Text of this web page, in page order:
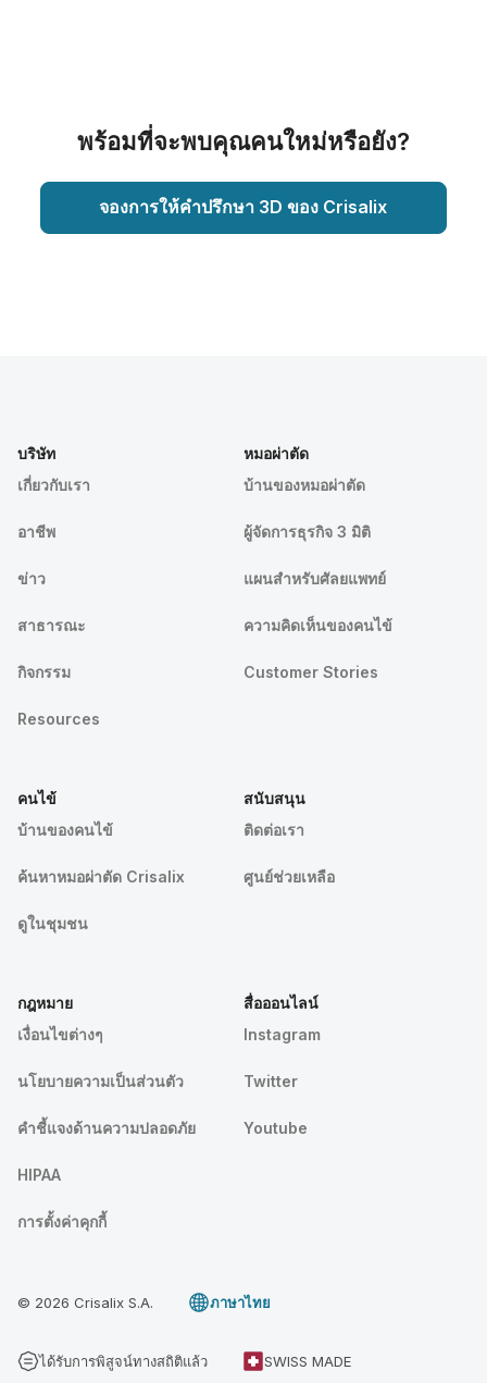
พร้อมที่จะพบคุณคนใหม่หรือยัง?
จองการให้คำปรึกษา 3D ของ Crisalix
บริษัท
เกี่ยวกับเรา
อาชีพ
ข่าว
สาธารณะ
กิจกรรม
Resources
หมอผ่าตัด
บ้านของหมอผ่าตัด
ผู้จัดการธุรกิจ 3 มิติ
แผนสำหรับศัลยแพทย์
ความคิดเห็นของคนไข้
Customer Stories
คนไข้
บ้านของคนไข้
ค้นหาหมอผ่าตัด Crisalix
ดูในชุมชน
สนับสนุน
ติดต่อเรา
ศูนย์ช่วยเหลือ
กฎหมาย
เงื่อนไขต่างๆ
นโยบายความเป็นส่วนตัว
คําชี้แจงด้านความปลอดภัย
HIPAA
การตั้งค่าคุกกี้
สื่อออนไลน์
Instagram
Twitter
Youtube
© 2026 Crisalix S.A. ภาษาไทย
ได้รับการพิสูจน์ทางสถิติแล้ว SWISS MADE